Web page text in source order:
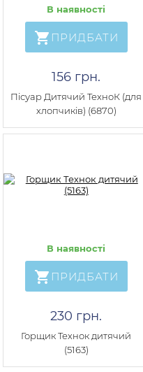
В наявності
ПРИДБАТИ
156 грн.
Пісуар Дитячий ТехноК (для
хлопчиків) (6870)
В наявності
ПРИДБАТИ
230 грн.
Горщик Технок дитячий
(5163)